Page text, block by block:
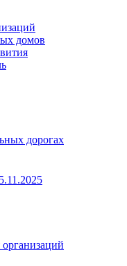
домов
дорогах